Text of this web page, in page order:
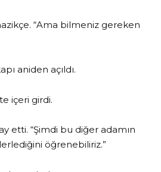
“Ama bilmeniz gereken
aniden açıldı.
içeri girdi.
etti. “Şimdi bu diğer adamın
öğrenebiliriz.”